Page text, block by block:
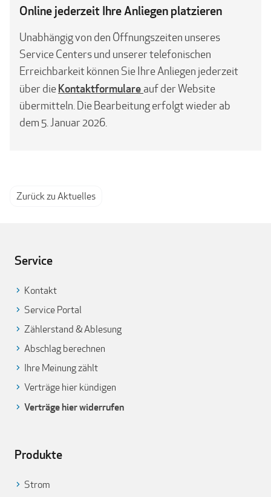
Online jederzeit Ihre Anliegen platzieren
Unabhängig von den Öffnungszeiten unseres
Service Centers und unserer telefonischen
Erreichbarkeit können Sie Ihre Anliegen jederzeit
über dieKontaktformulare auf der Website
übermitteln. Die Bearbeitung erfolgt wieder ab
dem 5. Januar 2026.
Zurück zu Aktuelles
Service
Kontakt
Service Portal
Zählerstand & Ablesung
Abschlag berechnen
Ihre Meinung zählt
Verträge hier kündigen
Verträge hier widerrufen
Produkte
Strom